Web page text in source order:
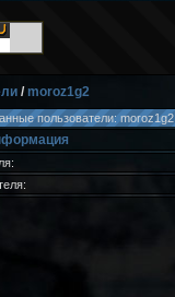
/moroz1g2
пользователи: moroz1g2